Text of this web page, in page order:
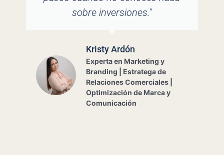
siempre nos ha brindado el mejor
circunstancia. Estamos muy
agradecidos con ella y su equipo
por todo el acompañamiento que
hemos recibido. ¡Muchísimas